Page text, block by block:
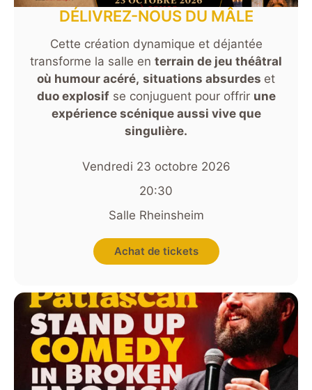
DÉLIVREZ-NOUS DU MÂLE
Cette création dynamique et déjantée
transforme la salle en terrain de jeu théâtral
où humour acéré, situations absurdes et
duo explosifse conjuguent pour offrir une
expérience scénique aussi vive que
singulière.
Vendredi 23 octobre 2026
20:30
Salle Rheinsheim
Achat de tickets